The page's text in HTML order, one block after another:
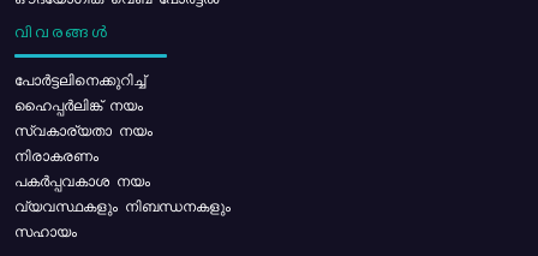
വിവരങ്ങൾ
പോര്‍ട്ടലിനെക്കുറിച്ച്
ഹൈപ്പർലിങ്ക് നയം
സ്വകാര്യതാ നയം
നിരാകരണം
പകർപ്പവകാശ നയം
വ്യവസ്ഥകളും നിബന്ധനകളും
സഹായം